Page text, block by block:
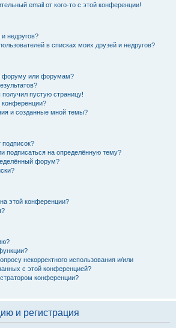
email от кого-то с этой конференции!
недругов?
в списках моих друзей и недругов?
форуму или форумам?
получил пустую страницу!
конференции?
и созданные мной темы?
подписок?
подписаться на определённую тему?
форум?
этой конференции?
некорректного использования и/или
с этой конференцией?
конференции?
и регистрация